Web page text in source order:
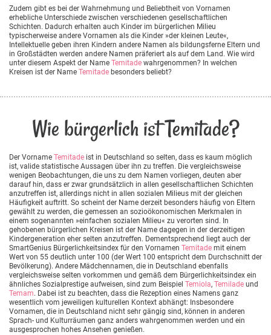
Zudem gibt es bei der Wahrnehmung und Beliebtheit von Vornamen
erhebliche Unterschiede zwischen verschiedenen gesellschaftlichen
Schichten. Dadurch erhalten auch Kinder im bürgerlichen Milieu
typischerweise andere Vornamen als die Kinder »der kleinen Leute«,
Intellektuelle geben ihren Kindern andere Namen als bildungsferne Eltern und
in Großstädten werden andere Namen präferiert als auf dem Land. Wie wird
unter diesem Aspekt der Name Temitade wahrgenommen? In welchen
Kreisen ist der Name Temitade besonders beliebt?
Wie bürgerlich ist Temitade?
Der Vorname Temitade ist in Deutschland so selten, dass es kaum möglich
ist, valide statistische Aussagen über ihn zu treffen. Die vergleichsweise
wenigen Beobachtungen, die uns zu dem Namen vorliegen, deuten aber
darauf hin, dass er zwar grundsätzlich in allen gesellschaftlichen Schichten
anzutreffen ist, allerdings nicht in allen sozialen Milieus mit der gleichen
Häufigkeit auftritt. So scheint der Name derzeit besonders häufig von Eltern
gewählt zu werden, die gemessen an sozioökonomischen Merkmalen in
einem sogenannten »einfachen sozialen Milieu« zu verorten sind. In
gehobenen bürgerlichen Kreisen ist der Name dagegen in der derzeitigen
Kindergeneration eher selten anzutreffen. Dementsprechend liegt auch der
SmartGenius Bürgerlichkeitsindex für den Vornamen Temitade mit einem
Wert von 55 deutlich unter 100 (der Wert 100 entspricht dem Durchschnitt der
Bevölkerung). Andere Mädchennamen, die in Deutschland ebenfalls
vergleichsweise selten vorkommen und gemäß dem Bürgerlichkeitsindex ein
ähnliches Sozialprestige aufweisen, sind zum Beispiel Temiola, Temilade und
Temam. Dabei ist zu beachten, dass die Rezeption eines Namens ganz
wesentlich vom jeweiligen kulturellen Kontext abhängt: Insbesondere
Vornamen, die in Deutschland nicht sehr gängig sind, können in anderen
Sprach- und Kulturräumen ganz anders wahrgenommen werden und ein
ausgesprochen hohes Ansehen genießen.